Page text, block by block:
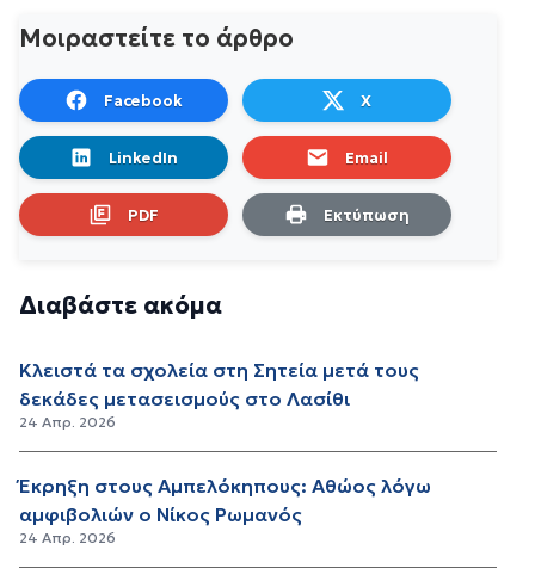
Μοιραστείτε το άρθρο
Facebook X
LinkedIn Email
PDF Εκτύπωση
Διαβάστε ακόμα
Κλειστά τα σχολεία στη Σητεία μετά τους
δεκάδες μετασεισμούς στο Λασίθι
24 Απρ. 2026
Έκρηξη στους Αμπελόκηπους: Αθώος λόγω
αμφιβολιών ο Νίκος Ρωμανός
24 Απρ. 2026